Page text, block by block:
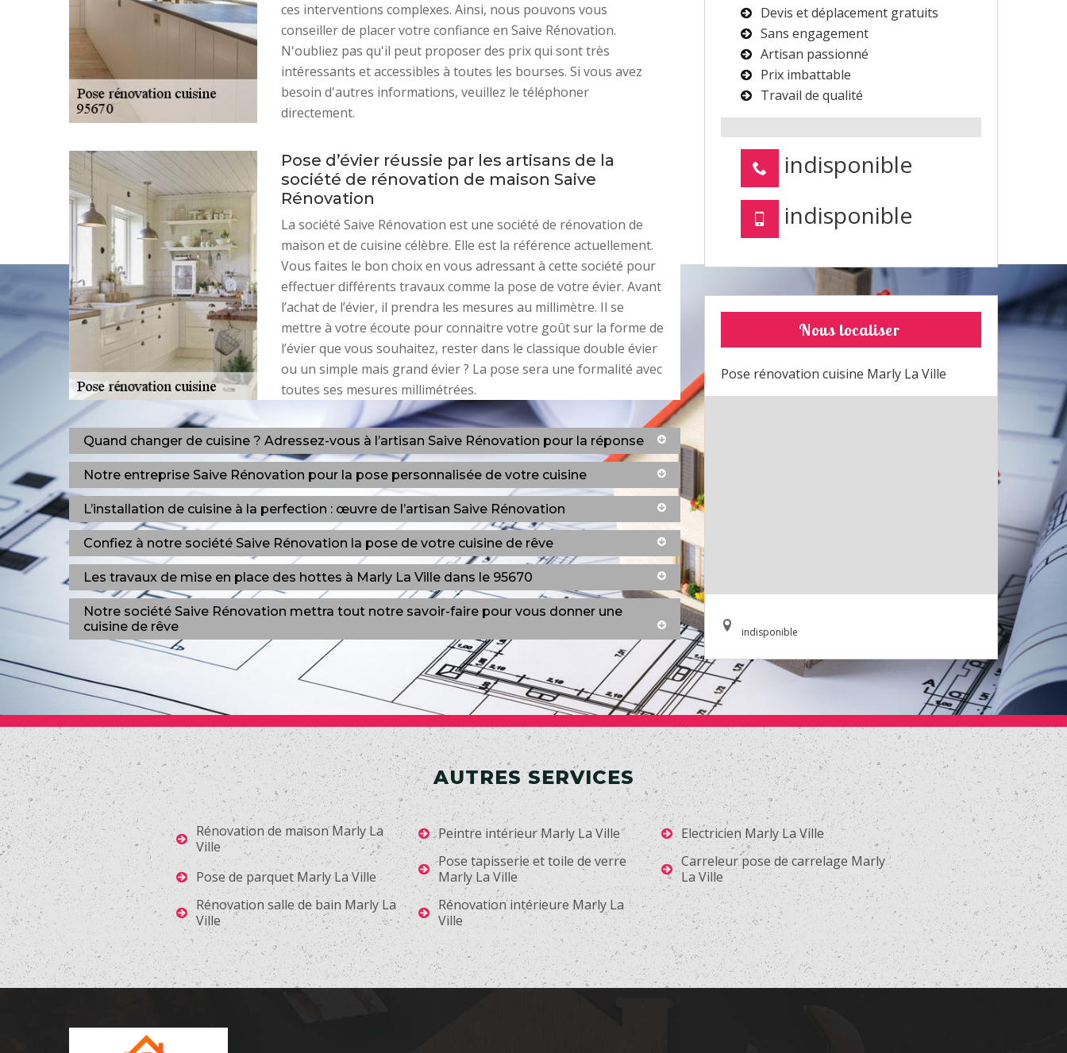
ces interventions complexes. Ainsi, nous pouvons vous
conseiller de placer votre confiance en Saive Rénovation.
N'oubliez pas qu'il peut proposer des prix qui sont très
intéressants et accessibles à toutes les bourses. Si vous avez
besoin d'autres informations, veuillez le téléphoner
directement.
Pose d’évier réussie par les artisans de la
société de rénovation de maison Saive
Rénovation
La société Saive Rénovation est une société de rénovation de
maison et de cuisine célèbre. Elle est la référence actuellement.
Vous faites le bon choix en vous adressant à cette société pour
effectuer différents travaux comme la pose de votre évier. Avant
l’achat de l’évier, il prendra les mesures au millimètre. Il se
mettre à votre écoute pour connaitre votre goût sur la forme de
l’évier que vous souhaitez, rester dans le classique double évier
ou un simple mais grand évier ? La pose sera une formalité avec
toutes ses mesures millimétrées.
Quand changer de cuisine ? Adressez-vous à l’artisan Saive Rénovation pour la réponse
Notre entreprise Saive Rénovation pour la pose personnalisée de votre cuisine
L’installation de cuisine à la perfection : œuvre de l’artisan Saive Rénovation
Confiez à notre société Saive Rénovation la pose de votre cuisine de rêve
Les travaux de mise en place des hottes à Marly La Ville dans le 95670
Notre société Saive Rénovation mettra tout notre savoir-faire pour vous donner une
cuisine de rêve
Devis et déplacement gratuits
Sans engagement
Artisan passionné
Prix imbattable
Travail de qualité
indisponible
indisponible
Nous localiser
Pose rénovation cuisine Marly La Ville
indisponible
AUTRES SERVICES
Rénovation de maison Marly La
Ville
Pose de parquet Marly La Ville
Rénovation salle de bain Marly La
Ville
Peintre intérieur Marly La Ville
Pose tapisserie et toile de verre
Marly La Ville
Rénovation intérieure Marly La
Ville
Electricien Marly La Ville
Carreleur pose de carrelage Marly
La Ville